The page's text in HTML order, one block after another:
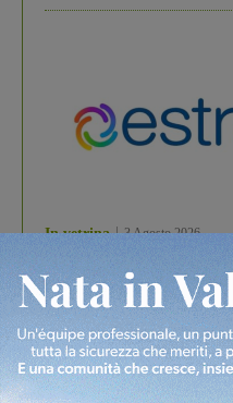
In vetrina 3 Agosto 2026
Estra Notizie agosto:
studenti coinvolti,
debutta il podcast